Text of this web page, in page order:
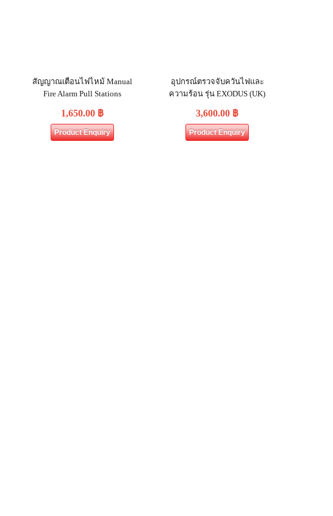
สัญญาณเตือนไฟไหม้ Manual
Fire Alarm Pull Stations
1,650.00 ฿
Product Enquiry
อุปกรณ์ตรวจจับควันไฟและ
ความร้อน รุ่น EXODUS (UK)
3,600.00 ฿
Product Enquiry